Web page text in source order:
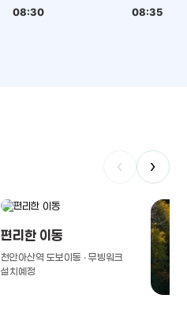
08:30 08:35
‹ ›
편리한 이동
천안아산역 도보이동 · 무빙워크
설치예정